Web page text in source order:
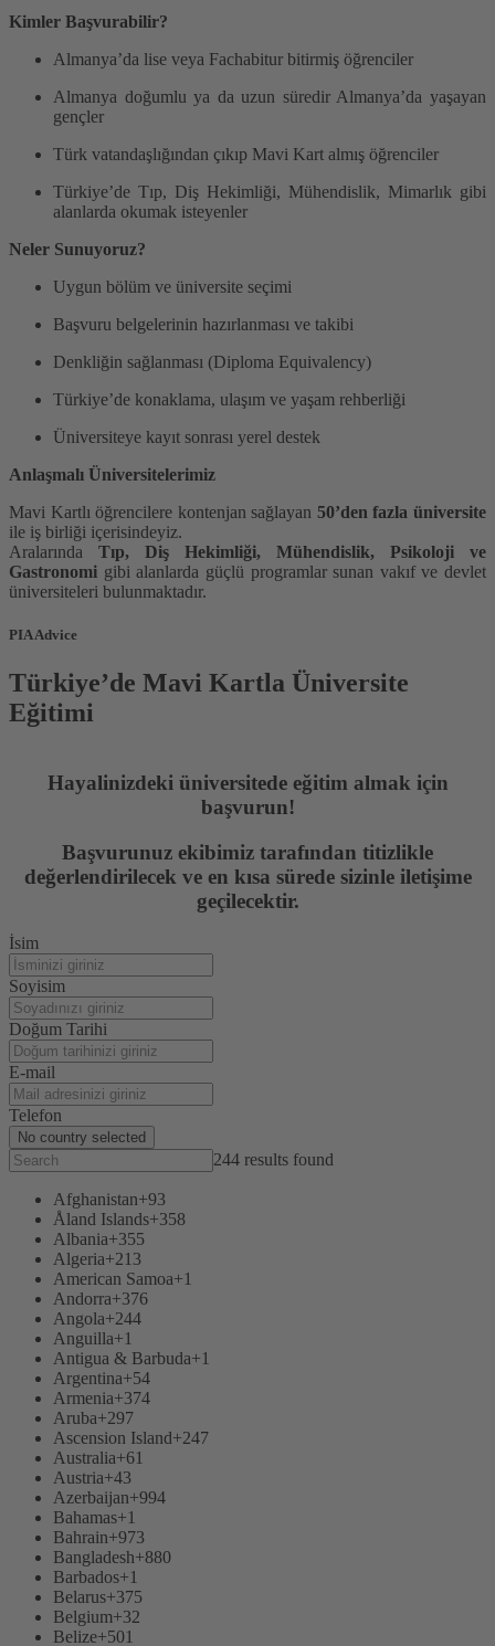
Kimler Başvurabilir?
Almanya’da lise veya Fachabitur bitirmiş öğrenciler
Almanya doğumlu ya da uzun süredir Almanya’da yaşayan
gençler
Türk vatandaşlığından çıkıp Mavi Kart almış öğrenciler
Türkiye’de Tıp, Diş Hekimliği, Mühendislik, Mimarlık gibi
alanlarda okumak isteyenler
Neler Sunuyoruz?
Uygun bölüm ve üniversite seçimi
Başvuru belgelerinin hazırlanması ve takibi
Denkliğin sağlanması (Diploma Equivalency)
Türkiye’de konaklama, ulaşım ve yaşam rehberliği
Üniversiteye kayıt sonrası yerel destek
Anlaşmalı Üniversitelerimiz
Mavi Kartlı öğrencilere kontenjan sağlayan 50’den fazla üniversite
ile iş birliği içerisindeyiz.
Aralarında Tıp, Diş Hekimliği, Mühendislik, Psikoloji ve
Gastronomi gibi alanlarda güçlü programlar sunan vakıf ve devlet
üniversiteleri bulunmaktadır.
PIA Advice
Türkiye’de Mavi Kartla Üniversite
Eğitimi
Hayalinizdeki üniversitede eğitim almak için
başvurun!
Başvurunuz ekibimiz tarafından titizlikle
değerlendirilecek ve en kısa sürede sizinle iletişime
geçilecektir.
İsim
Soyisim
Doğum Tarihi
E-mail
Telefon
No country selected
244 results found
Afghanistan+93
Åland Islands+358
Albania+355
Algeria+213
American Samoa+1
Andorra+376
Angola+244
Anguilla+1
Antigua & Barbuda+1
Argentina+54
Armenia+374
Aruba+297
Ascension Island+247
Australia+61
Austria+43
Azerbaijan+994
Bahamas+1
Bahrain+973
Bangladesh+880
Barbados+1
Belarus+375
Belgium+32
Belize+501